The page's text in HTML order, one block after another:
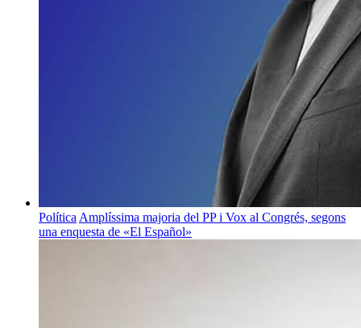
Política Amplíssima majoria del PP i Vox al Congrés, segons
una enquesta de «El Español»